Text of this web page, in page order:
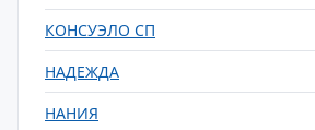
КОНСУЭЛО СП
НАДЕЖДА
НАНИЯ